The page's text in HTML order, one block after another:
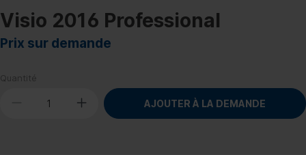
Visio 2016 Professional
Prix sur demande
Quantité
AJOUTER À LA DEMANDE